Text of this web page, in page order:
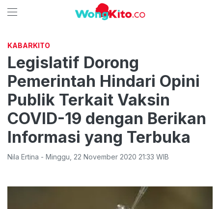
KABARKITO
Legislatif Dorong
Pemerintah Hindari Opini
Publik Terkait Vaksin
COVID-19 dengan Berikan
Informasi yang Terbuka
Nila Ertina - Minggu 22 November 2020 21:33 WIB